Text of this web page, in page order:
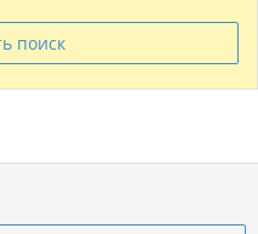
поиск